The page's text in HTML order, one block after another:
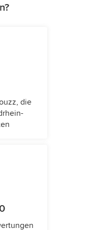
die